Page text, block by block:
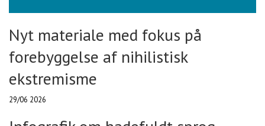
Nyt materiale med fokus på
forebyggelse af nihilistisk
ekstremisme
29/06 2026